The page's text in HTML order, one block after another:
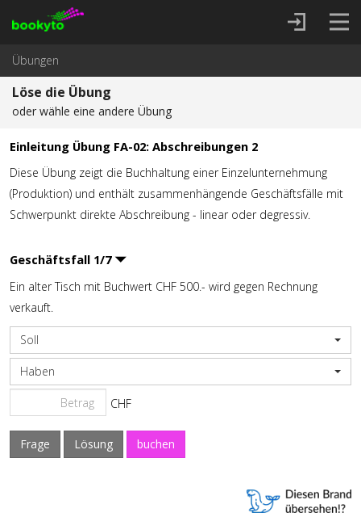
Übungen
Löse die Übung
oder wähle eine andere Übung
Einleitung Übung FA-02: Abschreibungen 2
Diese Übung zeigt die Buchhaltung einer Einzelunternehmung
(Produktion) und enthält zusammenhängende Geschäftsfälle mit
Schwerpunkt direkte Abschreibung - linear oder degressiv.
Geschäftsfall 1/7
Ein alter Tisch mit Buchwert CHF 500.- wird gegen Rechnung
verkauft.
Soll
Haben
CHF
Frage Lösung buchen